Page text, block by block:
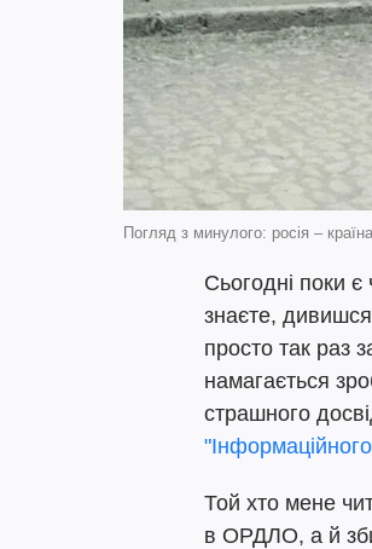
Погляд з минулого: росія –
Сьогодні поки є
знаєте,
просто так раз
намагається
страшного
Той хто мене
в ОРДЛО, а й